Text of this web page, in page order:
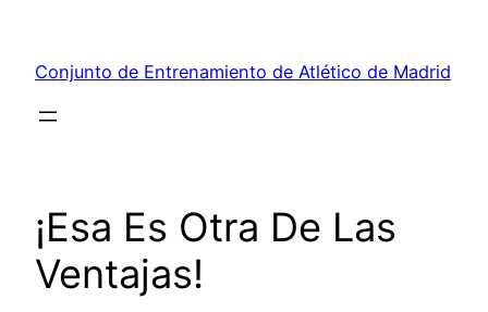
contenido
Conjunto de Entrenamiento de Atlético de Madrid
¡Esa Es Otra De Las
Ventajas!